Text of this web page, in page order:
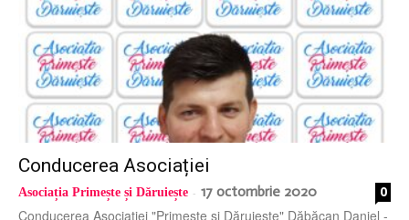
Conducerea Asociației
Asociația Primește și Dăruiește - 17 octombrie 2020 0
Conducerea Asociației "Primește și Dăruiește" Dăbăcan Daniel -